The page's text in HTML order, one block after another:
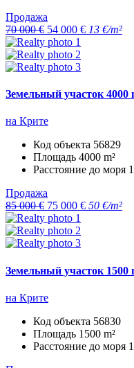
Продажа
70 000 € 54 000 € 13 €/m²
Земельный участок 4000
на Крите
Код объекта 56829
Площадь 4000 m²
Расстояние до моря
Продажа
85 000 € 75 000 € 50 €/m²
Земельный участок 1500
на Крите
Код объекта 56830
Площадь 1500 m²
Расстояние до моря